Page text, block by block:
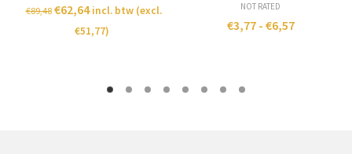
€89,48 €62,64 incl. btw (excl.
€51,77)
NOT RATED
€3,77 - €6,57